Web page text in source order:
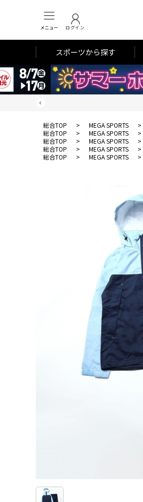
メニュー ログイン
スポーツから探す
総合TOP > MEGA SPORTS >
総合TOP
> MEGA SPORTS >
総合TOP
> MEGA SPORTS >
総合TOP
> MEGA SPORTS >
総合TOP
> MEGA SPORTS >